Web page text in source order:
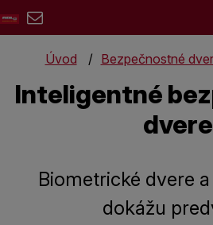
Úvod Bezpečnostné
Inteligentné
dvere
Biometrické dvere
dokážu